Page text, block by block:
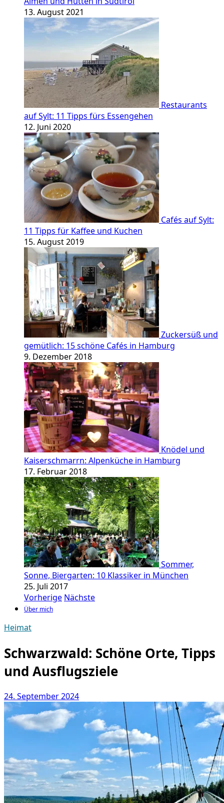
13. August 2021
Restaurants
auf Sylt: 11 Tipps fürs Essengehen
12. Juni 2020
Cafés auf Sylt:
11 Tipps für Kaffee und Kuchen
15. August 2019
Zuckersüß und
gemütlich: 15 schöne Cafés in Hamburg
9. Dezember 2018
Knödel und
Kaiserschmarrn: Alpenküche in Hamburg
17. Februar 2018
Sommer,
Sonne, Biergarten: 10 Klassiker in München
25. Juli 2017
Vorherige Nächste
Über mich
Heimat
Schwarzwald: Schöne Orte, Tipps
und Ausflugsziele
24. September 2024